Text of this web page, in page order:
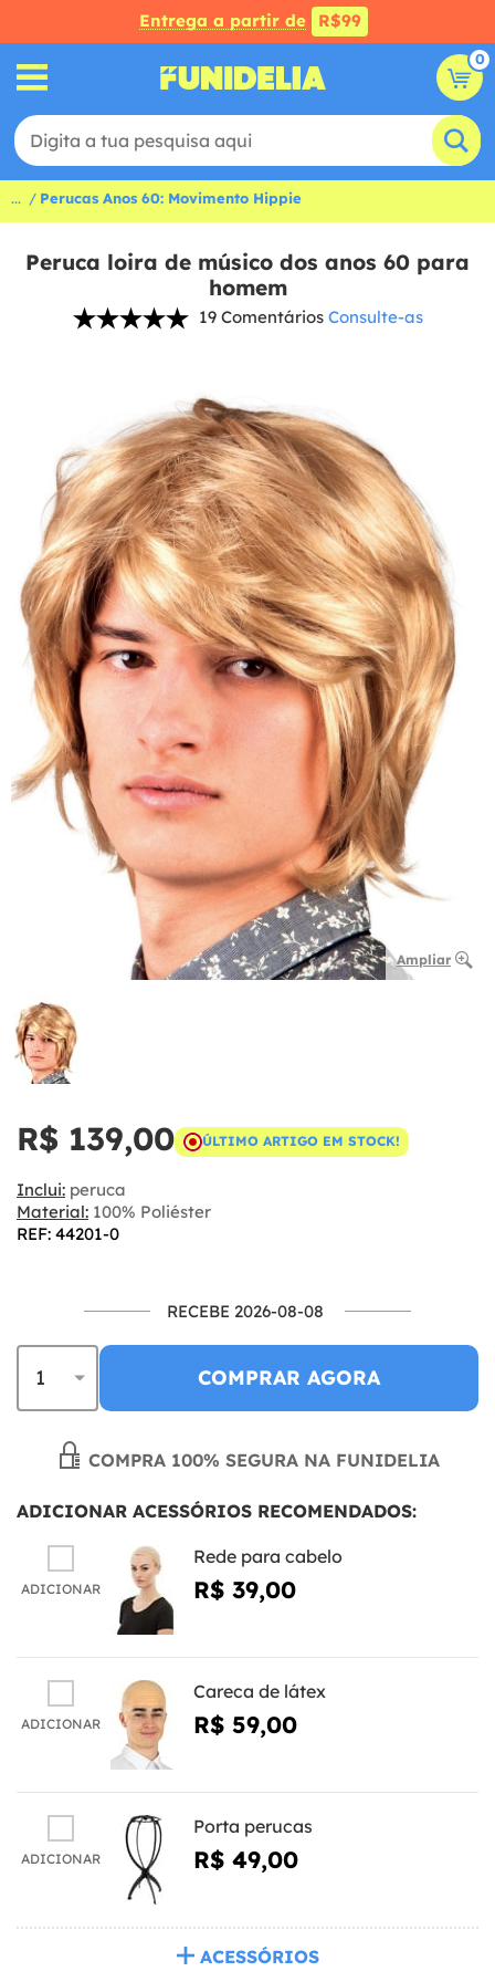
Entrega a partir de R$99
0
... Perucas Anos 60: Movimento Hippie
Peruca loira de músico dos anos 60 para
homem
19 Comentários Consulte-as
Ampliar
R$ 139,00 ÚLTIMO ARTIGO EM STOCK!
Inclui: peruca
Material: 100% Poliéster
REF: 44201-0
RECEBE 2026-08-08
COMPRAR AGORA
COMPRA 100% SEGURA NA FUNIDELIA
ADICIONAR ACESSÓRIOS RECOMENDADOS:
ADICIONAR
Rede para cabelo
R$ 39,00
ADICIONAR
Careca de látex
R$ 59,00
ADICIONAR
Porta perucas
R$ 49,00
ACESSÓRIOS